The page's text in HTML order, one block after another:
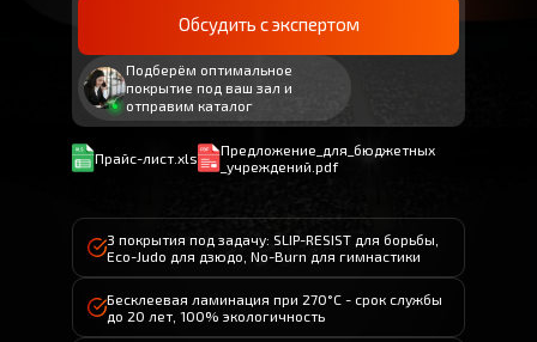
Обсудить с экспертом
Подберём оптимальное
покрытие под ваш зал и
отправим каталог
Предложение_для_бюджетных
_учреждений.pdf
Прайс-лист.xls
3 покрытия под задачу: SLIP-RESIST для борьбы,
Eco-Judo для дзюдо, No-Burn для гимнастики
Бесклеевая ламинация при 270°С - срок службы
до 20 лет, 100% экологичность